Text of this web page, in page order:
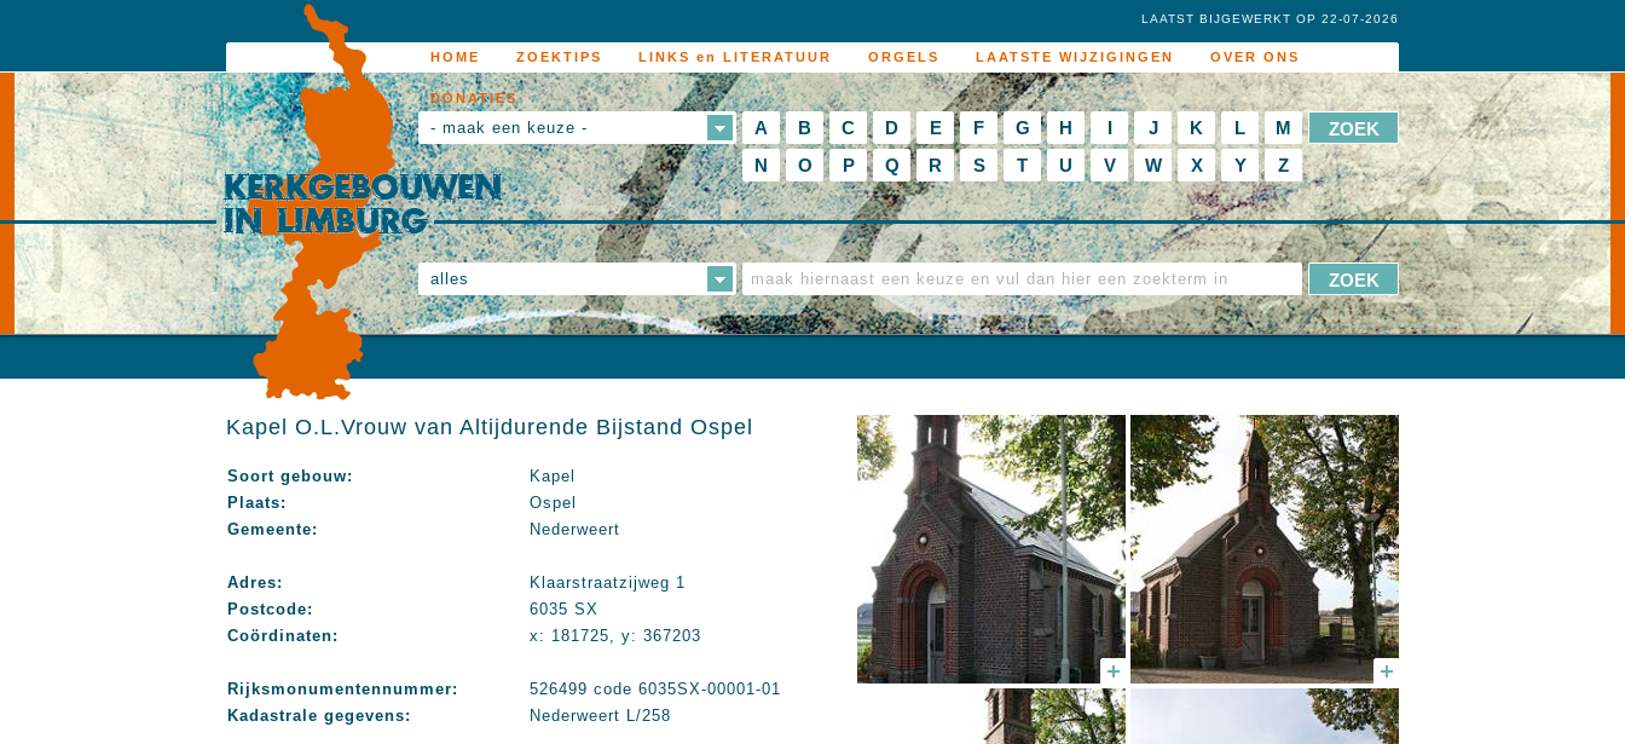
HOME ZOEKTIPS LINKS en LITERATUUR ORGELS LAATSTE WIJZIGINGEN OVER ONS
DONATIES
LAATST BIJGEWERKT OP 22-07-2026
- maak een keuze - A B C D E F G H I J K L
M
N
O P Q R S T U V W X Y Z
alles
Kapel O.L.Vrouw van Altijdurende Bijstand Ospel
Soort gebouw:
Kapel
Plaats:
Ospel
Gemeente:
Nederweert
Adres:
Klaarstraatzijweg 1
Postcode:
6035 SX
Coördinaten:
x: 181725, y: 367203
Rijksmonumentennummer:
526499 code 6035SX-00001-01
Kadastrale gegevens:
Nederweert L/258